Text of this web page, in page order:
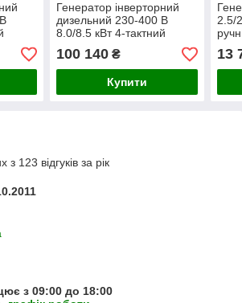
Генератор інверторний
дизельний 230-400 В
8.0/8.5 кВт 4-тактний
електрозапуск SIGMA
(5713481)
100 140₴
Купити
2.5/
13
123 відгуків за рік
з 09:00 до 18:00